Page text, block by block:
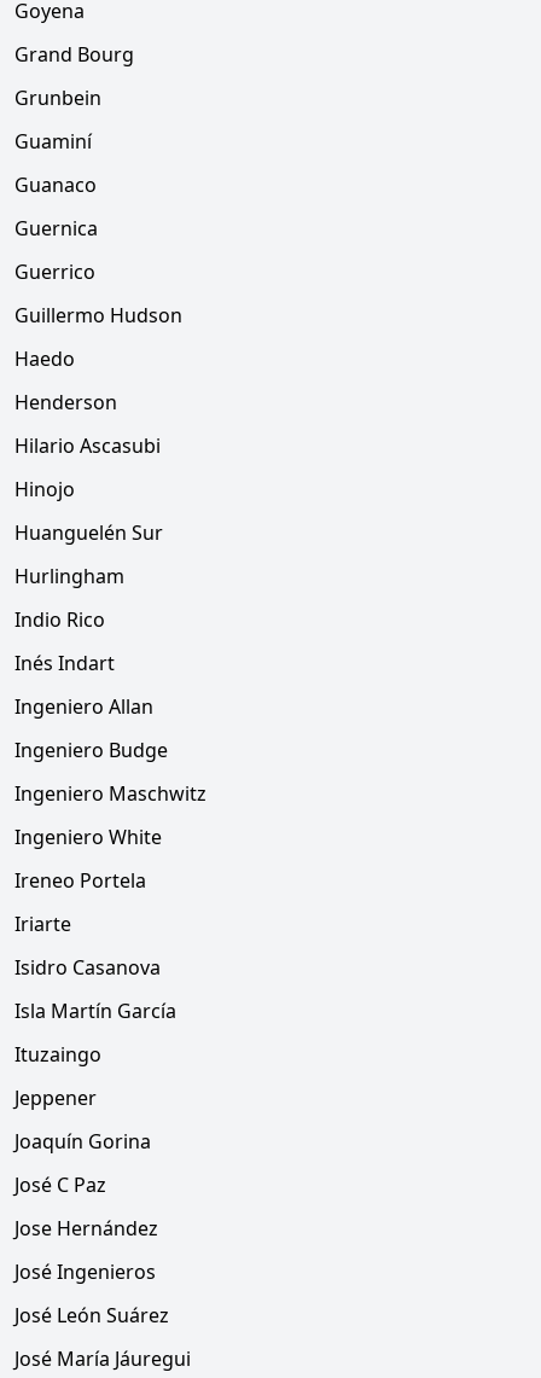
Goyena
Grand Bourg
Grunbein
Guaminí
Guanaco
Guernica
Guerrico
Guillermo Hudson
Haedo
Henderson
Hilario Ascasubi
Hinojo
Huanguelén Sur
Hurlingham
Indio Rico
Inés Indart
Ingeniero Allan
Ingeniero Budge
Ingeniero Maschwitz
Ingeniero White
Ireneo Portela
Iriarte
Isidro Casanova
Isla Martín García
Ituzaingo
Jeppener
Joaquín Gorina
José C Paz
Jose Hernández
José Ingenieros
José León Suárez
José María Jáuregui